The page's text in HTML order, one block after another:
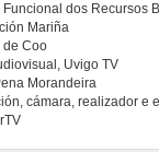
dos Recursos
Mariña
de Coo
Uvigo TV
Morandeira
cámara, realizador e
12 de xul. de 2018
Presentation of Alberto